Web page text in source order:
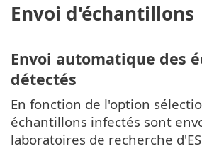
Envoi d'échantillons
Envoi automatique des
détectés
En fonction de l'option
échantillons infectés sont
laboratoires de recherche